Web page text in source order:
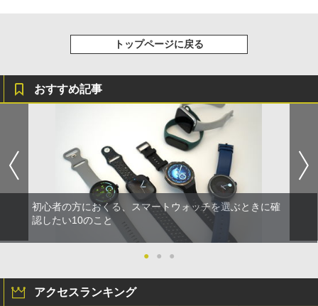
トップページに戻る
おすすめ記事
初心者の方におくる、スマートウォッチを選ぶときに確
認したい10のこと
● ● ●
アクセスランキング